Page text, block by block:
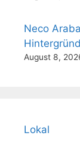
Neco
August 8,
Lokal